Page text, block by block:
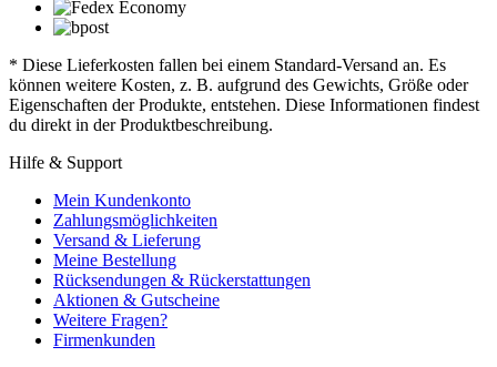
* Diese Lieferkosten fallen bei einem Standard-Versand an. Es
können weitere Kosten, z. B. aufgrund des Gewichts, Größe oder
Eigenschaften der Produkte, entstehen. Diese Informationen findest
du direkt in der Produktbeschreibung.
Hilfe & Support
Mein Kundenkonto
Zahlungsmöglichkeiten
Versand & Lieferung
Meine Bestellung
Rücksendungen & Rückerstattungen
Aktionen & Gutscheine
Weitere Fragen?
Firmenkunden